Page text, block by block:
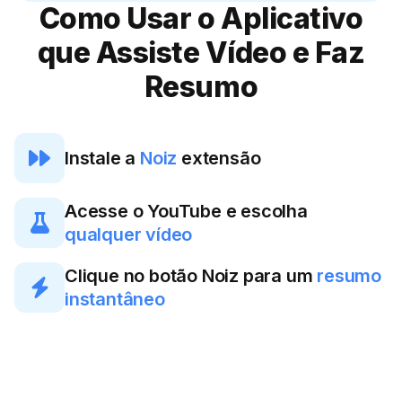
Como Usar o Aplicativo
que Assiste Vídeo e Faz
Resumo
 Instale a Noiz extensão

Acesse o YouTube e escolha
qualquer vídeo

Clique no botão Noiz para um resumo
instantâneo